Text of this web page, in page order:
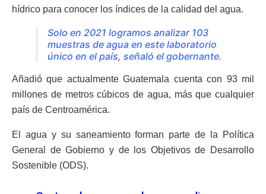
hídrico para conocer los índices de la calidad del agua.
Solo en 2021 logramos analizar 103
muestras de agua en este laboratorio
único en el país, señaló el gobernante.
Añadió que actualmente Guatemala cuenta con 93 mil
millones de metros cúbicos de agua, más que cualquier
país de Centroamérica.
El agua y su saneamiento forman parte de la Política
General de Gobierno y de los Objetivos de Desarrollo
Sostenible (ODS).